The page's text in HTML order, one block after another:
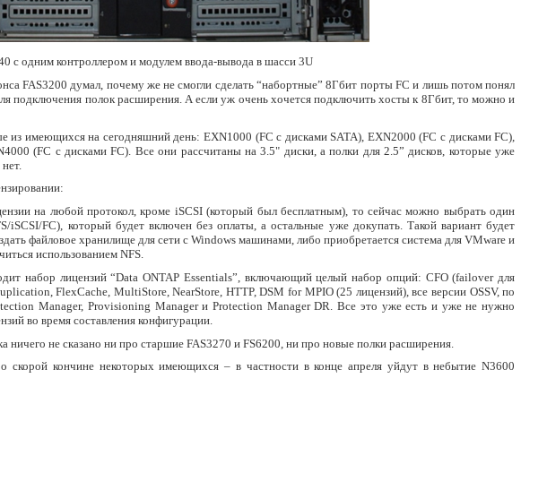
с одним контроллером и модулем ввода-вывода в шасси 3U
FAS3200 думал, почему же не смогли сделать “набортные” 8Гбит порты FC и лишь потом понял
подключения полок расширения. А если уж очень хочется подключить хосты к 8Гбит, то можно и
из имеющихся на сегодняшний день: EXN1000 (FC c дисками SATA), EXN2000 (FC c дисками FC),
(FC c дисками FC). Все они рассчитаны на 3.5" диски, а полки для 2.5” дисков, которые уже
на любой протокол, кроме iSCSI (который был бесплатным), то сейчас можно выбрать один
iSCSI/FC), который будет включен без оплаты, а остальные уже докупать. Такой вариант будет
файловое хранилище для сети с Windows машинами, либо приобретается система для VMware и
использованием NFS.
набор лицензий “Data ONTAP Essentials”, включающий целый набор опций: CFO (failover для
FlexCache, MultiStore, NearStore, HTTP, DSM for MPIO (25 лицензий), все версии OSSV, по
Manager, Provisioning Manager и Protection Manager DR. Все это уже есть и уже не нужно
во время составления конфигурации.
не сказано ни про старшие FAS3270 и FS6200, ни про новые полки расширения.
скорой кончине некоторых имеющихся – в частности в конце апреля уйдут в небытие N3600